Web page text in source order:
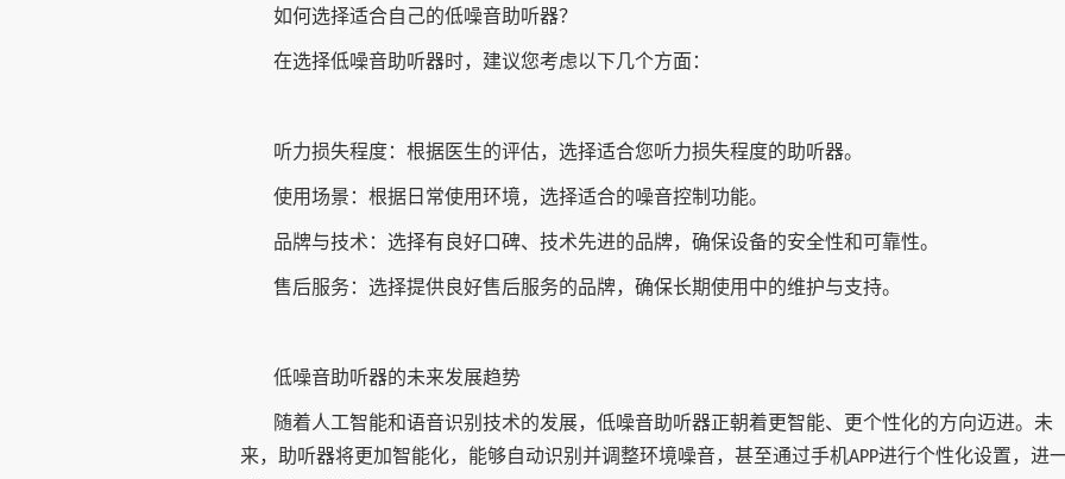
如何选择适合自己的低噪音助听器？
在选择低噪音助听器时，建议您考虑以下几个方面：
听力损失程度：根据医生的评估，选择适合您听力损失程度的助听器。
使用场景：根据日常使用环境，选择适合的噪音控制功能。
品牌与技术：选择有良好口碑、技术先进的品牌，确保设备的安全性和可靠性。
售后服务：选择提供良好售后服务的品牌，确保长期使用中的维护与支持。
低噪音助听器的未来发展趋势
随着人工智能和语音识别技术的发展，低噪音助听器正朝着更智能、更个性化的方向迈进。未
来，助听器将更加智能化，能够自动识别并调整环境噪音，甚至通过手机APP进行个性化设置，进